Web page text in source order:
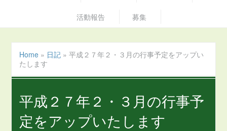
活動報告 募集
Home » 日記 »平成２７年２・３月の行事予定をアップい
たします
平成２７年２・３月の行事予
定をアップいたします